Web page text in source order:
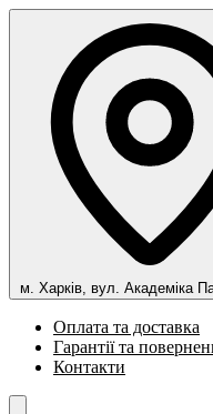
м. Харків, вул. Академіка
Оплата та доставка
Гарантії та
Контакти